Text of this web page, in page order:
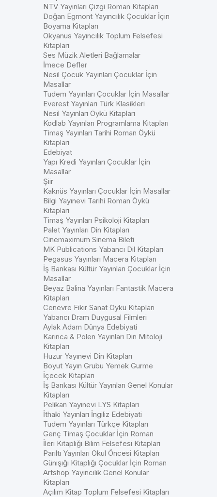
NTV Yayınları Çizgi Roman Kitapları
Doğan Egmont Yayıncılık Çocuklar İçin
Boyama Kitapları
Okyanus Yayıncılık Toplum Felsefesi
Kitapları
Ses Müzik Aletleri Bağlamalar
İmece Defler
Nesil Çocuk Yayınları Çocuklar İçin
Masallar
Tudem Yayınları Çocuklar İçin Masallar
Everest Yayınları Türk Klasikleri
Nesil Yayınları Öykü Kitapları
Kodlab Yayınları Programlama Kitapları
Timaş Yayınları Tarihi Roman Öykü
Kitapları
Edebiyat
Yapı Kredi Yayınları Çocuklar İçin
Masallar
Şiir
Kaknüs Yayınları Çocuklar İçin Masallar
Bilgi Yayınevi Tarihi Roman Öykü
Kitapları
Timaş Yayınları Psikoloji Kitapları
Palet Yayınları Din Kitapları
Cinemaximum Sinema Bileti
MK Publications Yabancı Dil Kitapları
Pegasus Yayınları Macera Kitapları
İş Bankası Kültür Yayınları Çocuklar İçin
Masallar
Beyaz Balina Yayınları Fantastik Macera
Kitapları
Cenevre Fikir Sanat Öykü Kitapları
Yabancı Dram Duygusal Filmleri
Aylak Adam Dünya Edebiyati
Karınca & Polen Yayınları Din Mitoloji
Kitapları
Huzur Yayınevi Din Kitapları
Boyut Yayın Grubu Yemek Gurme
İçecek Kitapları
İş Bankası Kültür Yayınları Genel Konular
Kitapları
Pelikan Yayınevi LYS Kitapları
İthaki Yayınları İngiliz Edebiyati
Tudem Yayınları Türkçe Kitapları
Genç Timaş Çocuklar İçin Roman
İleri Kitaplığı Bilim Felsefesi Kitapları
Parıltı Yayınları Okul Öncesi Kitapları
Günışığı Kitaplığı Çocuklar İçin Roman
Artshop Yayıncılık Genel Konular
Kitapları
Açılım Kitap Toplum Felsefesi Kitapları